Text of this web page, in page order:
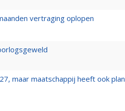
vertraging oplopen
maar maatschappij heeft ook plan